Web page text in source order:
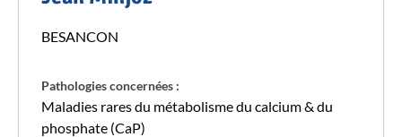
BESANCON
Pathologies concernées :
Maladies rares du métabolisme du calcium & du
phosphate (CaP)